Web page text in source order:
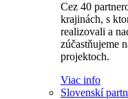
Cez 40
krajinách, s
realizovali a
zúčastňujeme
projektoch.
Viac info
Slovenskí